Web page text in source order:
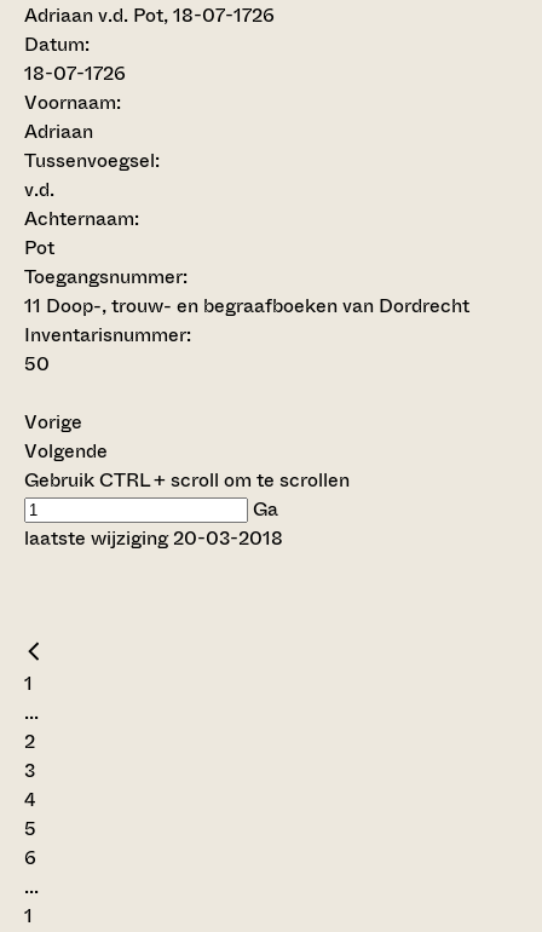
Adriaan v.d. Pot, 18-07-1726
Datum:
18-07-1726
Voornaam:
Adriaan
Tussenvoegsel:
v.d.
Achternaam:
Pot
Toegangsnummer:
11 Doop-, trouw- en begraafboeken van Dordrecht
Inventarisnummer:
50
Vorige
Volgende
Gebruik CTRL + scroll om te scrollen
Ga
laatste wijziging 20-03-2018
1
...
2
3
4
5
6
...
1